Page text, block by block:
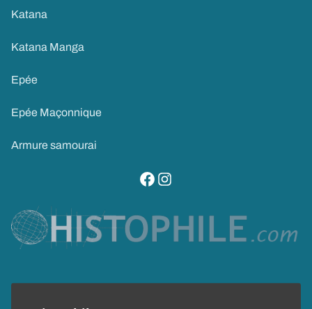
Katana
Katana Manga
Epée
Epée Maçonnique
Armure samourai
visitez notre page facebook
suivez notre compte instagram